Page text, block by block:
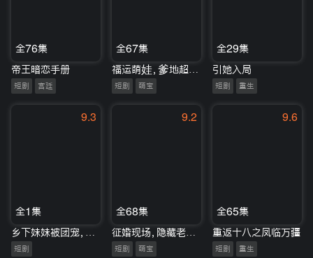
全76集
帝王暗恋手册
短剧 宫廷
全67集
短剧 萌宝
全29集
引她入局
短剧 重生
9.3
全1集
短剧
9.2
全68集
短剧 萌宝
9.6
全65集
重返十八之凤临万疆
短剧 重生